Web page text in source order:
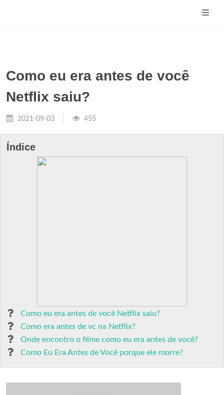
Como eu era antes de você
Netflix saiu?
2021-09-03 455
Índice
Como eu era antes de você Netflix saiu?
Como era antes de vc na Netflix?
Onde encontro o filme como eu era antes de você?
Como Eu Era Antes de Você porque ele morre?